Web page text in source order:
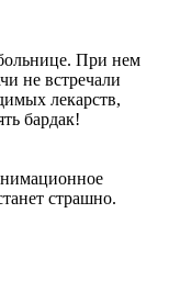
При нем
не встречали
лекарств,
бардак!
страшно.